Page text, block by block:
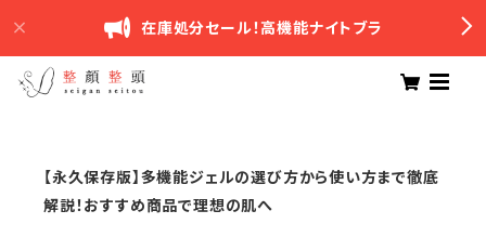
在庫処分セール！高機能ナイトブラ
【永久保存版】多機能ジェルの選び方から使い方まで徹底
解説！おすすめ商品で理想の肌へ